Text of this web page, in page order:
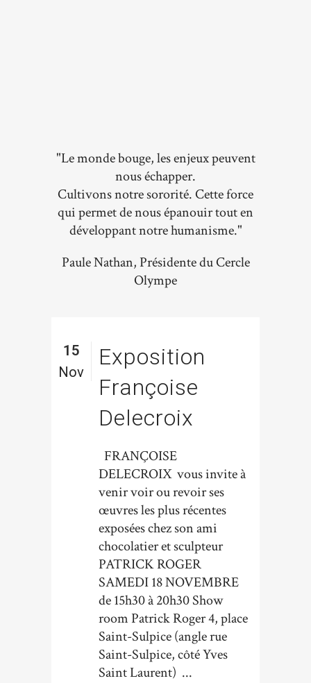
"Le monde bouge, les enjeux peuvent
nous échapper.
Cultivons notre sororité. Cette force
qui permet de nous épanouir tout en
développant notre humanisme."
Paule Nathan, Présidente du Cercle
Olympe
15
Nov
Exposition
Françoise
Delecroix
FRANÇOISE
DELECROIX vous invite à
venir voir ou revoir ses
œuvres les plus récentes
exposées chez son ami
chocolatier et sculpteur
PATRICK ROGER
SAMEDI 18 NOVEMBRE
de 15h30 à 20h30 Show
room Patrick Roger 4, place
Saint-Sulpice (angle rue
Saint-Sulpice, côté Yves
Saint Laurent) ...